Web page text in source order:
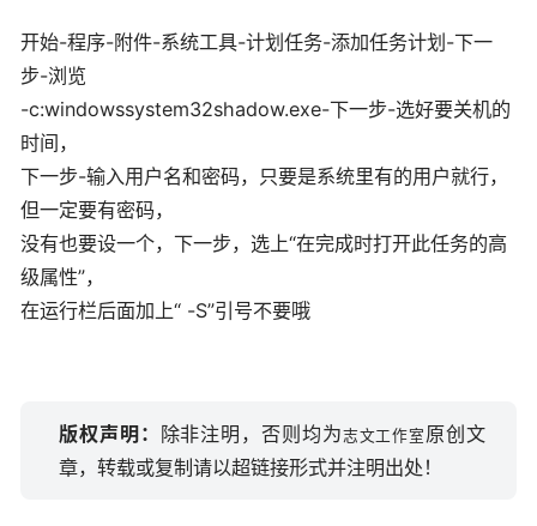
开始-程序-附件-系统工具-计划任务-添加任务计划-下一
步-浏览
-c:windowssystem32shadow.exe-下一步-选好要关机的
时间，
下一步-输入用户名和密码，只要是系统里有的用户就行，
但一定要有密码，
没有也要设一个，下一步，选上“在完成时打开此任务的高
级属性”，
在运行栏后面加上“ -S”引号不要哦
版权声明： 除非注明，否则均为志文工作室 原创文
章，转载或复制请以超链接形式并注明出处！